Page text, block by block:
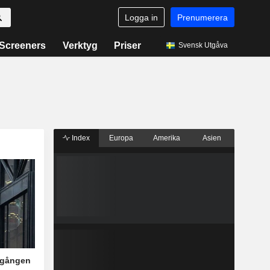
Logga in Prenumerera
Verktyg Priser Svensk Utgåva
Index Europa Amerika Asien